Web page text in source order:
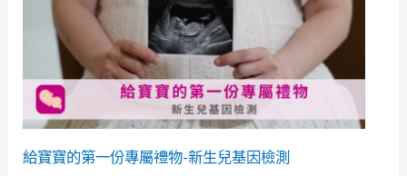
給寶寶的第一份專屬禮物-新生兒基因檢測